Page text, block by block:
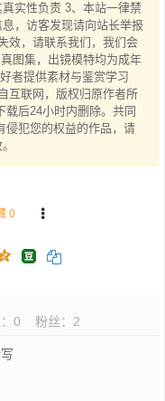
实性负责 3、本站一律禁
，访客发现请向站长举报
效，请联系我们，我们会
图集，出镜模特均为成年
者提供素材与鉴赏学习
互联网，版权归原作者所
后24小时内删除。共同
侵犯您的权益的作品，请
0
0 粉丝： 2